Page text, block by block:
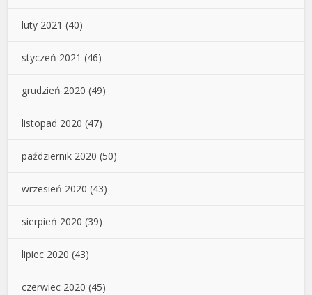
luty 2021 (40)
styczeń 2021 (46)
grudzień 2020 (49)
listopad 2020 (47)
październik 2020 (50)
wrzesień 2020 (43)
sierpień 2020 (39)
lipiec 2020 (43)
czerwiec 2020 (45)